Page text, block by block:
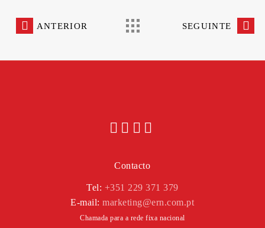
ANTERIOR SEGUINTE
Contacto
Tel: +351 229 371 379
E-mail:marketing@ern.com.pt
Chamada para a rede fixa nacional